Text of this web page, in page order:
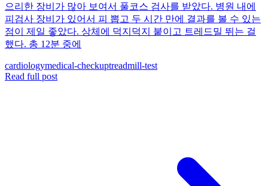
으리한 장비가 많아 보여서 풀코스 검사를 받았다. 병원 내에
피검사 장비가 있어서 피 뽑고 두 시간 만에 결과를 볼 수 있는
점이 제일 좋았다. 상체에 덕지덕지 붙이고 트레드밀 뛰는 걸
했다. 총 12분 중에
cardiologymedical-checkuptreadmill-test
Read full post